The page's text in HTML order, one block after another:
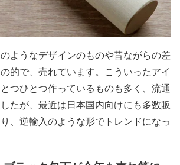
ようなデザインのものや昔ながらの差
的で、売れています。こういったアイ
つひとつ作っているものも多く、流通
たが、最近は日本国内向けにも多数販
、逆輸入のような形でトレンドになっ